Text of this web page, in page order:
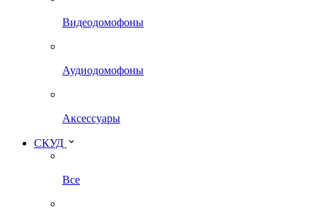
Видеодомофоны
Аудиодомофоны
Аксессуары
СКУД
Все